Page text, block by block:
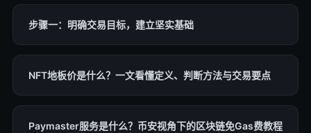
步骤一：明确交易目标，建立坚实基础
NFT地板价是什么？一文看懂定义、判断方法与交易要点
Paymaster服务是什么？币安视角下的区块链免Gas费教程